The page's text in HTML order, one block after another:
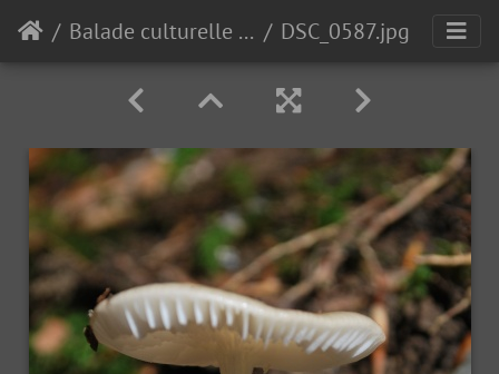
Balade culturelle et gourmande 2011 : " la géométrie dans le paysage de Chartreuse" DSC_0587.jpg